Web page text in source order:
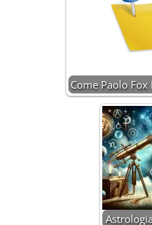
Come Paolo